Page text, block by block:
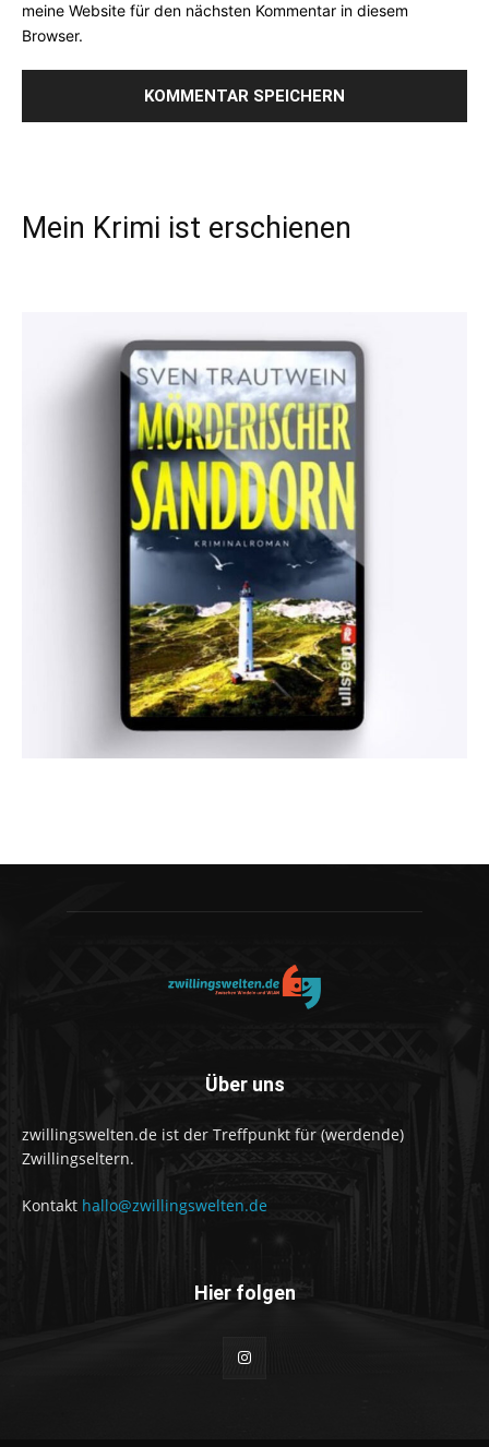
meine Website für den nächsten Kommentar in diesem
Browser.
Mein Krimi ist erschienen
Über uns
zwillingswelten.de ist der Treffpunkt für (werdende)
Zwillingseltern.
Kontakt hallo@zwillingswelten.de
Hier folgen